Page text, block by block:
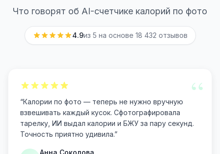
Что говорят об AI-счетчике калорий по фото
4.9из 5 на основе 18 432 отзывов
“
“Калории по фото — теперь не нужно вручную
взвешивать каждый кусок. Сфотографировала
тарелку, ИИ выдал калории и БЖУ за пару секунд.
Точность приятно удивила.”
Анна Соколова